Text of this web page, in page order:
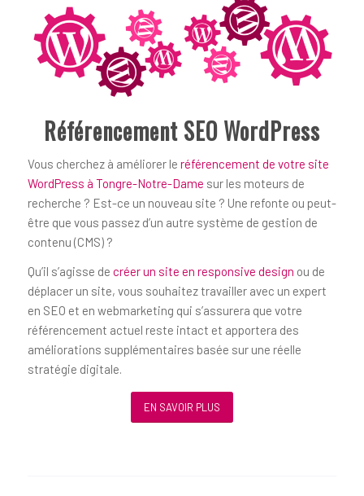
Référencement SEO WordPress
Vous cherchez à améliorer le référencement de votre site
WordPress à Tongre-Notre-Dame sur les moteurs de
recherche ? Est-ce un nouveau site ? Une refonte ou peut-
être que vous passez d’un autre système de gestion de
contenu (CMS) ?
Qu’il s’agisse de créer un site en responsive design ou de
déplacer un site, vous souhaitez travailler avec un expert
en SEO et en webmarketing qui s’assurera que votre
référencement actuel reste intact et apportera des
améliorations supplémentaires basée sur une réelle
stratégie digitale.
EN SAVOIR PLUS